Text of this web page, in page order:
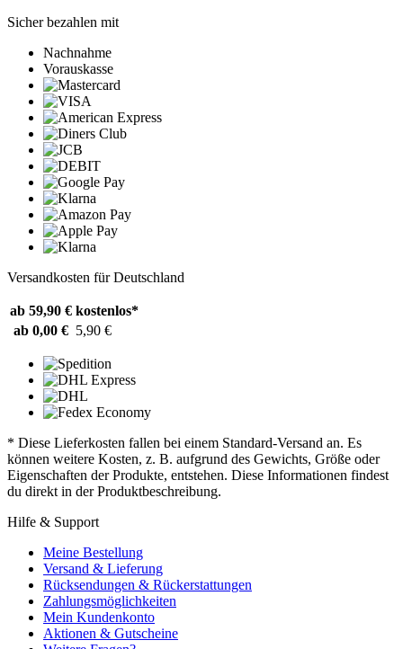
Sicher bezahlen mit
Nachnahme
Vorauskasse
Versandkosten für Deutschland
ab 59,90 € kostenlos*
ab 0,00 € 5,90 €
* Diese Lieferkosten fallen bei einem Standard-Versand an. Es
können weitere Kosten, z. B. aufgrund des Gewichts, Größe oder
Eigenschaften der Produkte, entstehen. Diese Informationen findest
du direkt in der Produktbeschreibung.
Hilfe & Support
Meine Bestellung
Versand & Lieferung
Rücksendungen & Rückerstattungen
Zahlungsmöglichkeiten
Mein Kundenkonto
Aktionen & Gutscheine